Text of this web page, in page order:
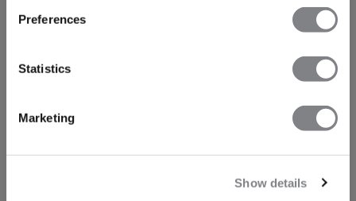
Preferences
Statistics
Marketing
Show details